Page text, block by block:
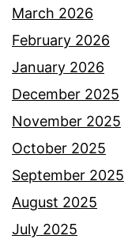
March 2026
February 2026
January 2026
December 2025
November 2025
October 2025
September 2025
August 2025
July 2025